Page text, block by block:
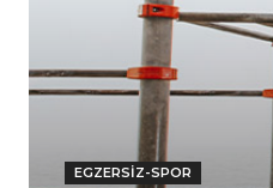
EGZERSIZ-SPOR